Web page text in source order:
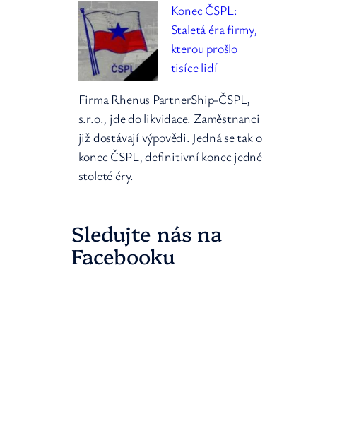
Konec ČSPL:
Staletá éra firmy,
kterou prošlo
tisíce lidí
Firma Rhenus PartnerShip-ČSPL,
s.r.o., jde do likvidace. Zaměstnanci
již dostávají výpovědi. Jedná se tak o
konec ČSPL, definitivní konec jedné
stoleté éry.
Sledujte nás na
Facebooku